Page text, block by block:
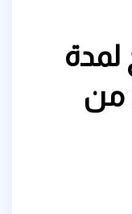
لمدة
من